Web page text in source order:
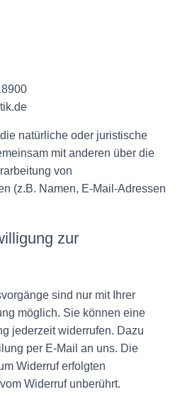
natürliche oder juristische
mit anderen über die
von
(z.B. Namen, E-Mail-Adressen
zur
sind nur mit Ihrer
möglich. Sie können eine
jederzeit widerrufen. Dazu
per E-Mail an uns. Die
Widerruf erfolgten
Widerruf unberührt.